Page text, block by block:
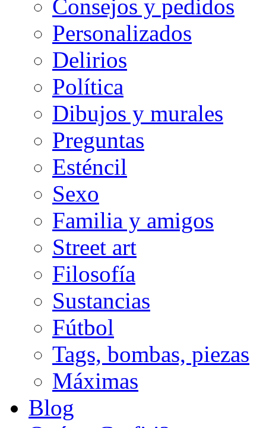
Consejos y pedidos
Personalizados
Delirios
Política
Dibujos y murales
Preguntas
Esténcil
Sexo
Familia y amigos
Street art
Filosofía
Sustancias
Fútbol
Tags, bombas, piezas
Máximas
Blog